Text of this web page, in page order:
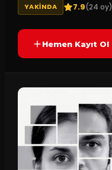
YAKINDA 7.9(24 oy)
Hemen Kayıt Ol